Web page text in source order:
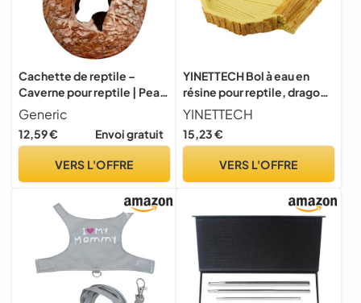
Cachette de reptile –
Caverne pour reptile | Peau
de gecko léopard | En
résine en forme d'œuf de
dinosaure | Fournitures pour
pour jardin, maison,
terrarium
Generic
12,59 € Envoi gratuit
VERS L'OFFRE
YINETTECH Bol à eau en
résine pour reptile, dragon
barbu - Plateau
d'alimentation pour
caméléon, tortue, lézard,
amphibiens - Fournitures
YINETTECH
15,23 €
VERS L'OFFRE